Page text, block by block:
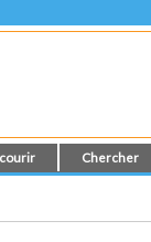
Chercher